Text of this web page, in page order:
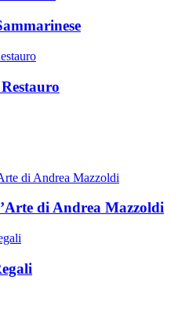
di Andrea Mazzoldi